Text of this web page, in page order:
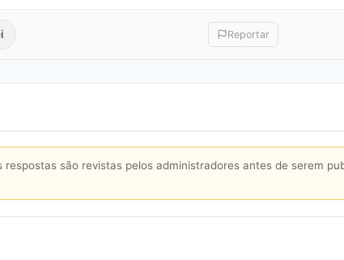
Reportar
são revistas pelos administradores antes de serem